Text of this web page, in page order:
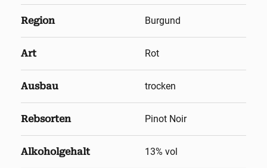
Region Burgund
Art Rot
Ausbau trocken
Rebsorten Pinot Noir
Alkoholgehalt 13% vol